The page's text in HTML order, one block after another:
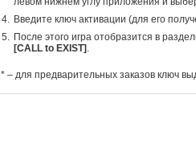
Введите ключ активации (для его
После этого игра отобразится в
[CALL to EXIST] .
* – для предварительных заказов ключ